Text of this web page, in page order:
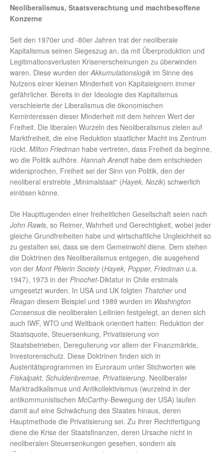
Neoliberalismus, Staatsverachtung und machtbesoffene
Konzerne
Seit den 1970er und -80er Jahren trat der neoliberale
Kapitalismus seinen Siegeszug an, da mit Überproduktion und
Legitimationsverlusten Krisenerscheinungen zu überwinden
waren. Diese wurden derAkkumulationslogik im Sinne des
Nutzens einer kleinen Minderheit von Kapitaleignern immer
gefährlicher. Bereits in der Ideologie des Kapitalismus
verschleierte der Liberalismus die ökonomischen
Kerninteressen dieser Minderheit mit dem hehren Wert der
Freiheit. Die liberalen Wurzeln des Neoliberalismus zielen auf
Marktfreiheit, die eine Reduktion staatlicher Macht ins Zentrum
rückt. Milton Friedman habe vertreten, dass Freiheit da beginne,
wo die Politik aufhöre. Hannah Arendt habe dem entschieden
widersprochen, Freiheit sei der Sinn von Politik, den der
neoliberal erstrebte „Minimalstaat“ (Hayek, Nozik) schwerlich
einlösen könne.
Die Haupttugenden einer freiheitlichen Gesellschaft seien nach
John Rawls, so Reimer, Wahrheit und Gerechtigkeit, wobei jeder
gleiche Grundfreiheiten habe und wirtschaftliche Ungleichheit so
zu gestalten sei, dass sie dem Gemeinwohl diene. Dem stehen
die Doktrinen des Neoliberalismus entgegen, die ausgehend
von der Mont Pèlerin Society (Hayek, Popper, Friedman u.a.
1947), 1973 in der Pinochet-Diktatur in Chile erstmals
umgesetzt wurden. In USA und UK folgten Thatcher und
Reagan diesem Beispiel und 1989 wurden im Washington
Consensus die neoliberalen Leilinien festgelegt, an denen sich
auch IWF, WTO und Weltbank orientiert hatten: Reduktion der
Staatsquote, Steuersenkung, Privatisierung von
Staatsbetrieben, Deregulierung vor allem der Finanzmärkte,
Investorenschutz. Diese Doktrinen finden sich in
Austeritätsprogrammen im Euroraum unter Stichworten wie
Fiskalpakt, Schuldenbremse, Privatisierung. Neoliberaler
Marktradikalismus und Antikollektivismus (wurzelnd in der
antikommunistischen McCarthy-Bewegung der USA) laufen
damit auf eine Schwächung des Staates hinaus, deren
Hauptmethode die Privatisierung sei. Zu ihrer Rechtfertigung
diene die Krise der Staatsfinanzen, deren Ursache nicht in
neoliberalen Steuersenkungen gesehen, sondern als